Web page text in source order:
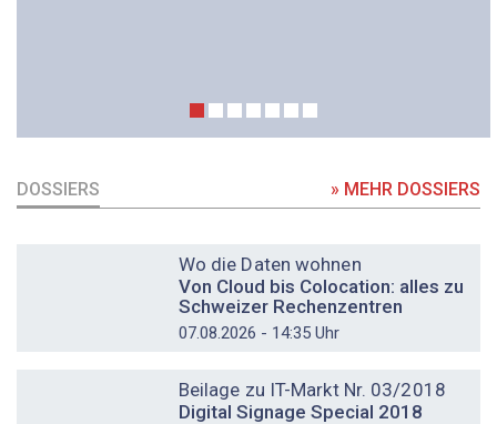
DOSSIERS » MEHR DOSSIERS
Wo die Daten wohnen
Von Cloud bis Colocation: alles zu
Schweizer Rechenzentren
07.08.2026 - 14:35 Uhr
Beilage zu IT-Markt Nr. 03/2018
Digital Signage Special 2018